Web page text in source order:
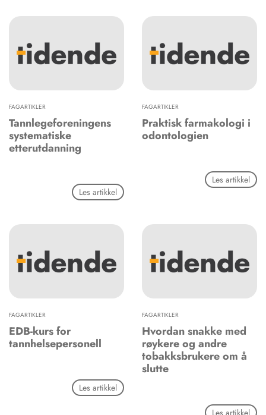
FAGARTIKLER
Tannlegeforeningens
systematiske
etterutdanning
Les artikkel
FAGARTIKLER
Praktisk farmakologi i
odontologien
Les artikkel
FAGARTIKLER
EDB-kurs for
tannhelsepersonell
Les artikkel
FAGARTIKLER
Hvordan snakke med
røykere og andre
tobakksbrukere om å
slutte